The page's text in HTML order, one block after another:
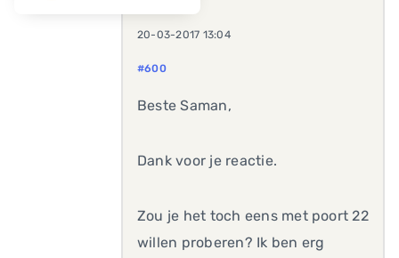
20-03-2017 13:04
#600
Beste Saman,
Dank voor je reactie.
Zou je het toch eens met poort 22
willen proberen? Ik ben erg